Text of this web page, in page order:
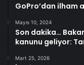
GoPro’dan ilham
Mayıs 10, 2024
Son dakika…
kanunu geliyor:
Mart 25, 2026